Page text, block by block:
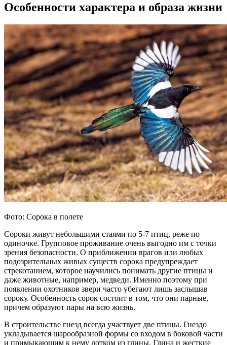
Особенности характера и образа жизни
Фото: Сорока в полете
Сороки живут небольшими стаями по 5-7 птиц, реже по
одиночке. Групповое проживание очень выгодно им с точки
зрения безопасности. О приближении врагов или любых
подозрительных живых существ сорока предупреждает
стрекотанием, которое научились понимать другие птицы и
даже животные, например, медведи. Именно поэтому при
появлении охотников звери часто убегают лишь заслышав
сороку. Особенность сорок состоит в том, что они парные,
причем образуют пары на всю жизнь.
В строительстве гнезд всегда участвует две птицы. Гнездо
укладывается шарообразной формы со входом в боковой части
и примыкающим к нему лотком из глины. Глина и жесткие